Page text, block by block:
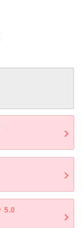
5.0